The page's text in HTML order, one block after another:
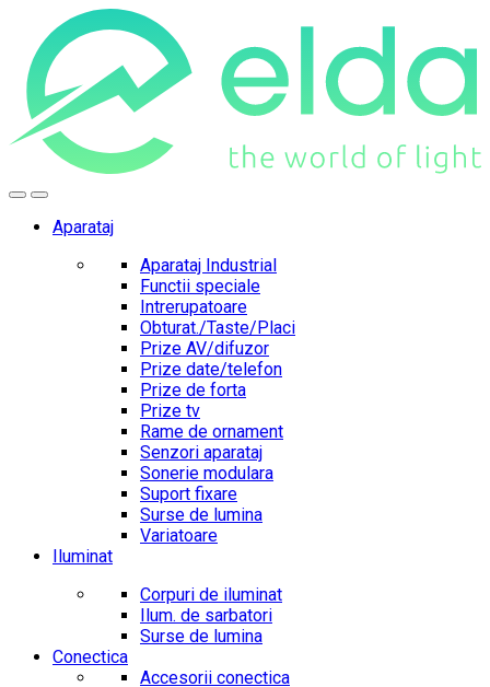
navigation
content
Aparataj
Aparataj Industrial
Functii speciale
Intrerupatoare
Obturat./Taste/Placi
Prize AV/difuzor
Prize date/telefon
Prize de forta
Prize tv
Rame de ornament
Senzori aparataj
Sonerie modulara
Suport fixare
Surse de lumina
Variatoare
Iluminat
Corpuri de iluminat
Ilum. de sarbatori
Surse de lumina
Conectica
Accesorii conectica